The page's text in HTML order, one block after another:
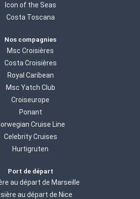
Icon of the Seas
Costa Toscana
Nos compagnies
Msc Croisières
Costa Croisières
Royal Caribean
Msc Yatch Club
Croiseurope
Ponant
Cruise Line
Celebrity Cruises
Hurtigruten
Port de départ
au départ de Marseille
au départ de Nice